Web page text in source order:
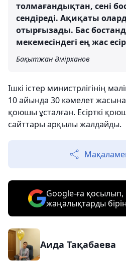
толмағандықтан, сені
сендіреді. Ақиқаты
отырғызады. Бас
мекемесіндегі ең жас
Бақытжан Әмірханов
Ішкі істер министрлігінің
10 айында 30 кәмелет жасына
қоюшы ұсталған. Есірткі
сайттары арқылы жалдайды.
Google-ға қосылып,
жаңалықтарды
Аида Тақабаева